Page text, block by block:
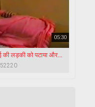
05:30
काम करने वाली बाई की लड़की को पटाया और बेडरूम में ले जाकर खूब सेक्स किया
52220